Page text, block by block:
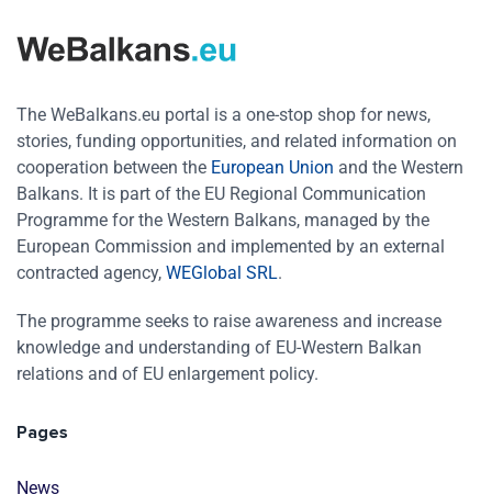
The WeBalkans.eu portal is a one-stop shop for news,
stories, funding opportunities, and related information on
cooperation between the European Union and the Western
Balkans. It is part of the EU Regional Communication
Programme for the Western Balkans, managed by the
European Commission and implemented by an external
contracted agency, WEGlobal SRL.
The programme seeks to raise awareness and increase
knowledge and understanding of EU-Western Balkan
relations and of EU enlargement policy.
Pages
News